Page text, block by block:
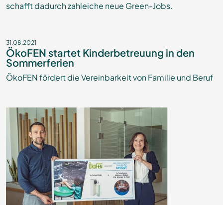
schafft dadurch zahleiche neue Green-Jobs.
31.08.2021
ÖkoFEN startet Kinderbetreuung in den
Sommerferien
ÖkoFEN fördert die Vereinbarkeit von Familie und Beruf